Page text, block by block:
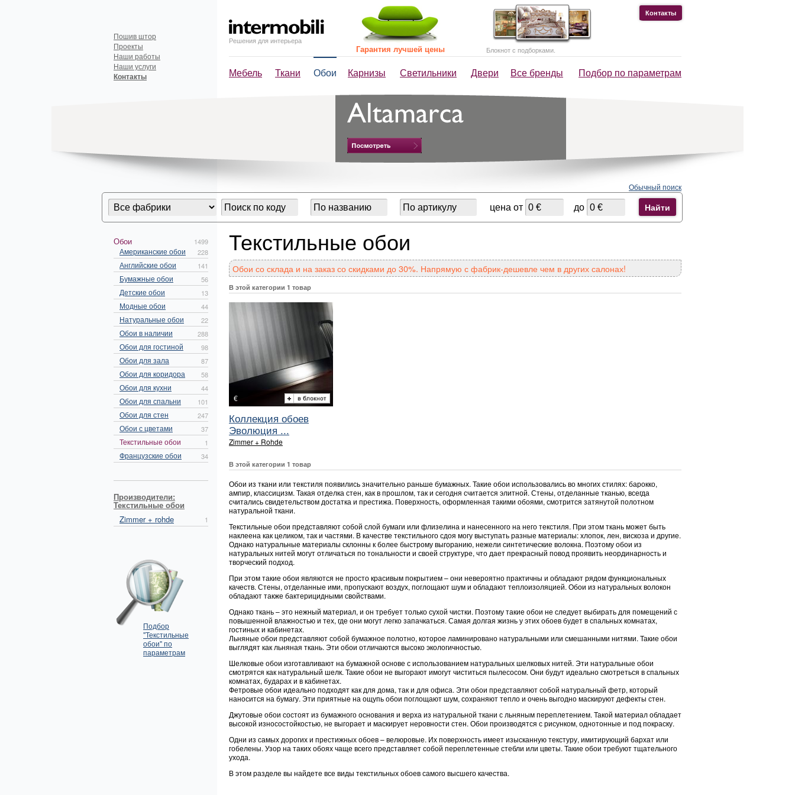
Решения для интерьера
Мебель Ткани Обои Карнизы Светильники Двери Все бренды Подбор по параметрам
Пошив штор
Проекты
Наши работы
Наши услуги
Контакты
Контакты
Гарантия лучшей цены Блокнот с подборками.
Обычный поиск
цена от до Найти
Обои 1499
Американские обои 228
Английские обои 141
Бумажные обои 56
Детские обои 13
Модные обои 44
Натуральные обои 22
Обои в наличии 288
Обои для гостиной 98
Обои для зала 87
Обои для коридора 58
Обои для кухни 44
Обои для спальни 101
Обои для стен 247
Обои с цветами 37
Текстильные обои 1
Французские обои 34
Производители:
Текстильные обои
Zimmer + rohde
1
Подбор
"Текстильные
обои" по
параметрам
Текстильные обои
Обои со склада и на заказ со скидками до 30%. Напрямую с фабрик-дешевле чем в других салонах!
В этой категории 1 товар
€
Коллекция обоев
Эволюция ...
Zimmer + Rohde
В этой категории 1 товар
Обои из ткани или текстиля появились значительно раньше бумажных. Такие обои использовались во многих стилях: барокко,
ампир, классицизм. Такая отделка стен, как в прошлом, так и сегодня считается элитной. Стены, отделанные тканью, всегда
считались свидетельством достатка и престижа. Поверхность, оформленная такими обоями, смотрится затянутой полотном
натуральной ткани.
Текстильные обои представляют собой слой бумаги или флизелина и нанесенного на него текстиля. При этом ткань может быть
наклеена как целиком, так и частями. В качестве текстильного сдоя могу выступать разные материалы: хлопок, лен, вискоза и другие.
Однако натуральные материалы склонны к более быстрому выгоранию, нежели синтетические волокна. Поэтому обои из
натуральных нитей могут отличаться по тональности и своей структуре, что дает прекрасный повод проявить неординарность и
творческий подход.
При этом такие обои являются не просто красивым покрытием – они невероятно практичны и обладают рядом функциональных
качеств. Стены, отделанные ими, пропускают воздух, поглощают шум и обладают теплоизоляцией. Обои из натуральных волокон
обладают также бактерицидными свойствами.
Однако ткань – это нежный материал, и он требует только сухой чистки. Поэтому такие обои не следует выбирать для помещений с
повышенной влажностью и тех, где они могут легко запачкаться. Самая долгая жизнь у этих обоев будет в спальных комнатах,
гостиных и кабинетах.
Льняные обои представляют собой бумажное полотно, которое ламинировано натуральными или смешанными нитями. Такие обои
выглядят как льняная ткань. Эти обои отличаются высоко экологичностью.
Шелковые обои изготавливают на бумажной основе с использованием натуральных шелковых нитей. Эти натуральные обои
смотрятся как натуральный шелк. Такие обои не выгорают имогут чиститься пылесосом. Они будут идеально смотреться в спальных
комнатах, бударах и в кабинетах.
Фетровые обои идеально подходят как для дома, так и для офиса. Эти обои представляют собой натуральный фетр, который
наносится на бумагу. Эти приятные на ощупь обои поглощают шум, сохраняют тепло и очень выгодно маскируют дефекты стен.
Джутовые обои состоят из бумажного основания и верха из натуральной ткани с льняным переплетением. Такой материал обладает
высокой износостойкостью, не выгорает и маскирует неровности стен. Обои производятся с рисунком, однотонные и под покраску.
Одни из самых дорогих и престижных обоев – велюровые. Их поверхность имеет изысканную текстуру, имитирующий бархат или
гобелены. Узор на таких обоях чаще всего представляет собой переплетенные стебли или цветы. Такие обои требуют тщательного
ухода.
В этом разделе вы найдете все виды текстильных обоев самого высшего качества.